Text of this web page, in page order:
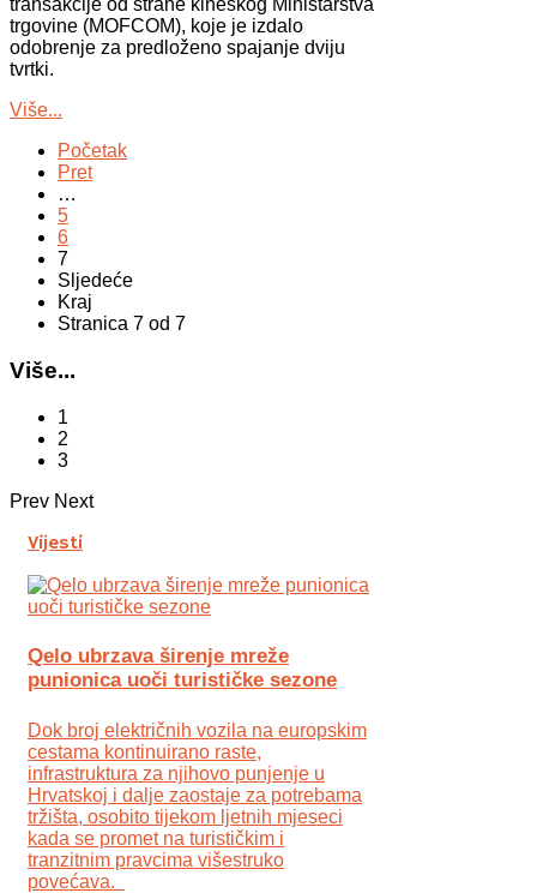
transakcije od strane kineskog Ministarstva
trgovine (MOFCOM), koje je izdalo
odobrenje za predloženo spajanje dviju
tvrtki.
Više...
Početak
Pret
…
5
6
7
Sljedeće
Kraj
Stranica 7 od 7
Više...
1
2
3
Prev Next
Vijesti
Qelo ubrzava širenje mreže
punionica uoči turističke sezone
Dok broj električnih vozila na europskim
cestama kontinuirano raste,
infrastruktura za njihovo punjenje u
Hrvatskoj i dalje zaostaje za potrebama
tržišta, osobito tijekom ljetnih mjeseci
kada se promet na turističkim i
tranzitnim pravcima višestruko
povećava.